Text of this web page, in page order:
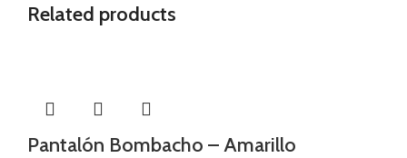
Related products
Pantalón Bombacho – Amarillo